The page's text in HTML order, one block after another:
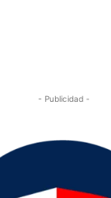
- Publicidad -